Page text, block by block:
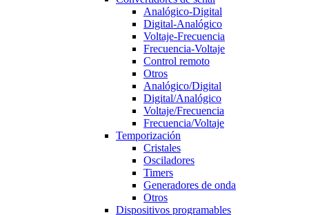
Analógico-Digital
Digital-Analógico
Voltaje-Frecuencia
Frecuencia-Voltaje
Control remoto
Otros
Analógico/Digital
Digital/Analógico
Voltaje/Frecuencia
Frecuencia/Voltaje
Temporización
Cristales
Osciladores
Timers
Generadores de onda
Otros
Dispositivos programables